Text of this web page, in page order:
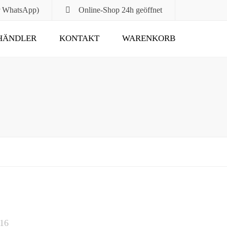
WhatsApp) Online-Shop 24h geöffnet
Submit
KONTAKT WARENKORB